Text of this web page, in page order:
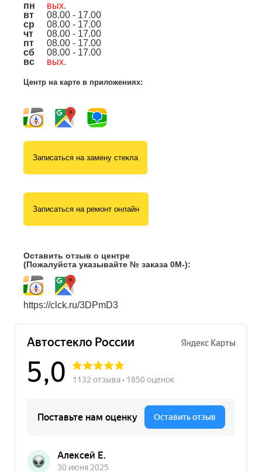
пн
вых.
вт
08.00 - 17.00
ср
08.00 - 17.00
чт
08.00 - 17.00
пт
08.00 - 17.00
сб
08.00 - 17.00
вс
вых.
Центр на карте в приложениях:
Записаться на замену стекла
Записаться на ремонт онлайн
Оставить отзыв о центре
(Пожалуйста указывайте № заказа 0М-):
https://clck.ru/3DPmD3